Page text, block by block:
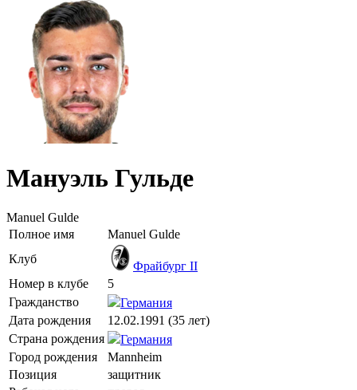
Мануэль Гульде
Manuel Gulde
Полное имя
Manuel Gulde
Клуб
Фрайбург II
Номер в клубе
5
Гражданство
Германия
Дата рождения
12.02.1991 (35 лет)
Страна рождения
Германия
Город рождения
Mannheim
Позиция
защитник